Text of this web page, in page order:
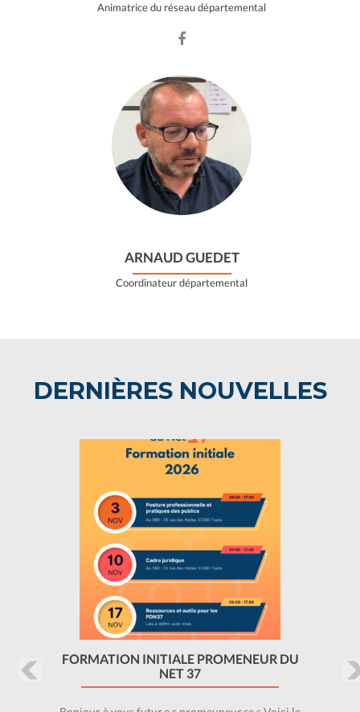
Animatrice du réseau départemental
Facebook
of
CHLOÉ
GUITTON
ARNAUD GUEDET
Coordinateur départemental
DERNIÈRES NOUVELLES
FORMATION INITIALE PROMENEUR DU
NET 37